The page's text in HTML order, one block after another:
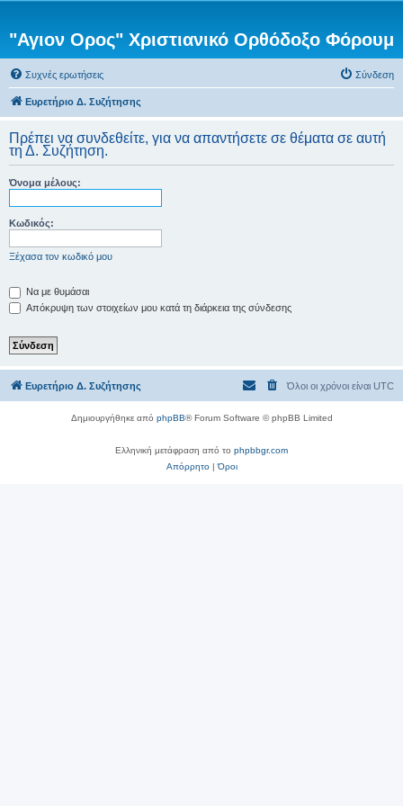
"Αγιον Ορος" Χριστιανικό Ορθόδοξο Φόρουμ
Συχνές ερωτήσεις Σύνδεση
Ευρετήριο Δ. Συζήτησης
Πρέπει να συνδεθείτε, για να απαντήσετε σε θέματα σε αυτή
τη Δ. Συζήτηση.
Όνομα μέλους:
Κωδικός:
Ξέχασα τον κωδικό μου
Να με θυμάσαι
Απόκρυψη των στοιχείων μου κατά τη διάρκεια της σύνδεσης
Ευρετήριο Δ. Συζήτησης Όλοι οι χρόνοι είναι UTC
Δημιουργήθηκε από phpBB® Forum Software © phpBB Limited
Ελληνική μετάφραση από το phpbbgr.com
Απόρρητο|Όροι